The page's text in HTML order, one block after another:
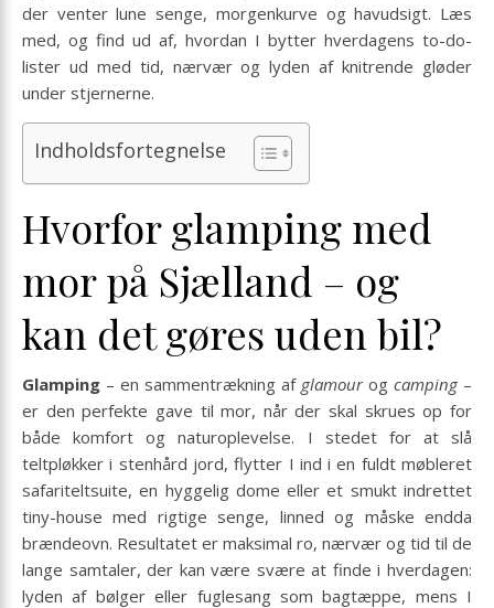
der venter lune senge, morgenkurve og havudsigt. Læs
med, og find ud af, hvordan I bytter hverdagens to-do-
lister ud med tid, nærvær og lyden af knitrende gløder
under stjernerne.
Indholdsfortegnelse
Hvorfor glamping med
mor på Sjælland – og
kan det gøres uden bil?
Glamping – en sammentrækning af glamourog camping–
er den perfekte gave til mor, når der skal skrues op for
både komfort og naturoplevelse. I stedet for at slå
teltpløkker i stenhård jord, flytter I ind i en fuldt møbleret
safariteltsuite, en hyggelig dome eller et smukt indrettet
tiny-house med rigtige senge, linned og måske endda
brændeovn. Resultatet er maksimal ro, nærvær og tid til de
lange samtaler, der kan være svære at finde i hverdagen:
lyden af bølger eller fuglesang som bagtæppe, mens I